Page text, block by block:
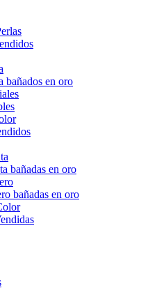
bañados en oro
bañadas en oro
bañadas en oro